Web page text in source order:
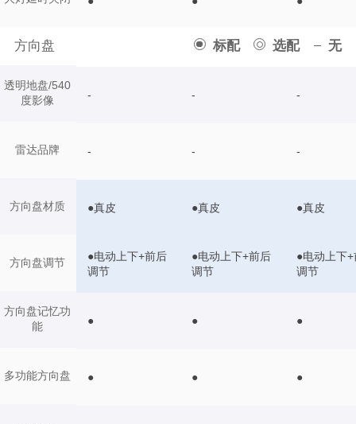
方向盘 标配 选配 无
透明地盘/540
度影像
雷达品牌
方向盘材质
方向盘调节
方向盘记忆功
能
多功能方向盘
- - -
- - -
●真皮 ●真皮 ●真皮
●电动上下+前后
调节
●电动上下+前后
调节
●电动上下
调节
● ● ●
● ● ●